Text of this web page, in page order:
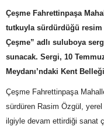
Çeşme Fahrettinpaşa
tutkuyla sürdürdüğü resim
Çeşme” adlı suluboya
sunacak. Sergi, 10
Meydanı’ndaki Kent
Çeşme Fahrettinpaşa
sürdüren Rasim Özgül, yerel
ilgiyle devam ettirdiği sanat